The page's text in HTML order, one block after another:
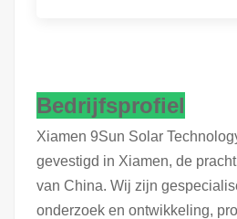
Bedrijfsprofiel
Xiamen 9Sun Solar
gevestigd in Xiamen, de
van China. Wij zijn
onderzoek en ontwikkeling,